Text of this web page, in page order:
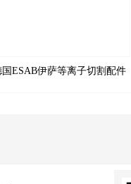
国ESAB伊萨等离子切割配件